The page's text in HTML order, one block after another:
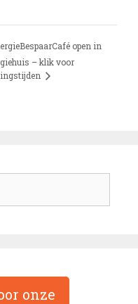
open in
– klik voor
onze